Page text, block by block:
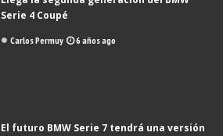
Serie 4 Coupé
Carlos Permuy 6 años ago
El futuro BMW Serie 7 tendrá una versión